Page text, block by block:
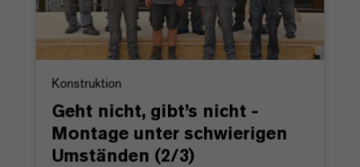
Konstruktion
Geht nicht, gibt’s nicht -
Montage unter schwierigen
Umständen (2/3)